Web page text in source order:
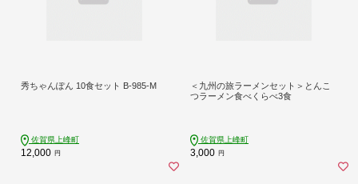
秀ちゃんぽん 10食セット B-985-M
佐賀県上峰町
12,000 円
＜九州の旅ラーメンセット＞とんこ
つラーメン食べくらべ3食
佐賀県上峰町
3,000 円